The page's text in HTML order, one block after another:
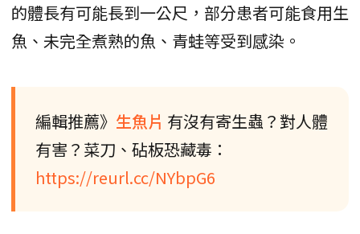
的體長有可能長到一公尺，部分患者可能食用生
魚、未完全煮熟的魚、青蛙等受到感染。
編輯推薦》 生魚片 有沒有寄生蟲？對人體
有害？菜刀、砧板恐藏毒：
https://reurl.cc/NYbpG6